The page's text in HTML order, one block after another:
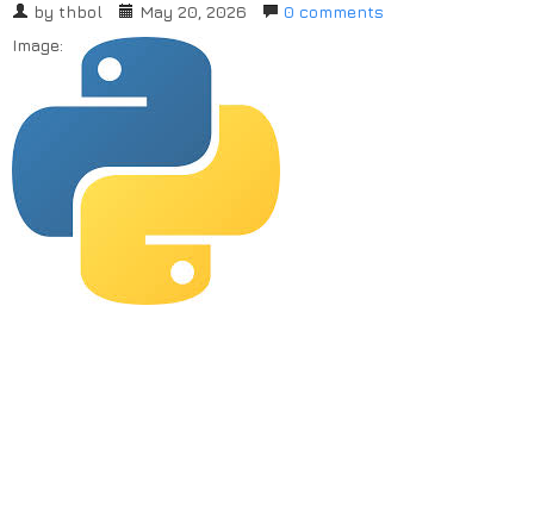
by thbol May 20, 2026
0 comments
Image: